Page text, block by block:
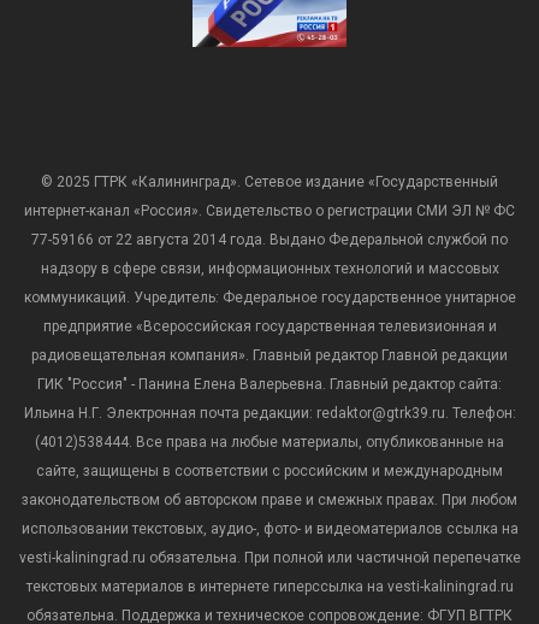
© 2025 ГТРК «Калининград». Сетевое издание «Государственный
интернет-канал «Россия». Свидетельство о регистрации СМИ ЭЛ № ФС
77-59166 от 22 августа 2014 года. Выдано Федеральной службой по
надзору в сфере связи, информационных технологий и массовых
коммуникаций. Учредитель: Федеральное государственное унитарное
предприятие «Всероссийская государственная телевизионная и
радиовещательная компания». Главный редактор Главной редакции
ГИК "Россия" - Панина Елена Валерьевна. Главный редактор сайта:
Ильина Н.Г. Электронная почта редакции: redaktor@gtrk39.ru. Телефон:
(4012)538444. Все права на любые материалы, опубликованные на
сайте, защищены в соответствии с российским и международным
законодательством об авторском праве и смежных правах. При любом
использовании текстовых, аудио-, фото- и видеоматериалов ссылка на
vesti-kaliningrad.ru обязательна. При полной или частичной перепечатке
текстовых материалов в интернете гиперссылка на vesti-kaliningrad.ru
обязательна. Поддержка и техническое сопровождение: ФГУП ВГТРК